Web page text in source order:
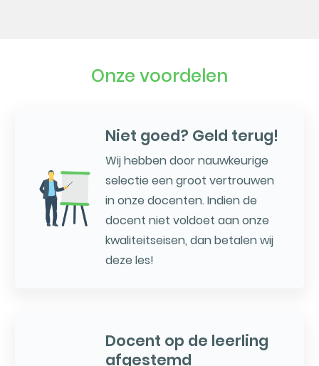
Onze voordelen
Niet goed? Geld terug!
Wij hebben door nauwkeurige
selectie een groot vertrouwen
in onze docenten. Indien de
docent niet voldoet aan onze
kwaliteitseisen, dan betalen wij
deze les!
Docent op de leerling
afgestemd